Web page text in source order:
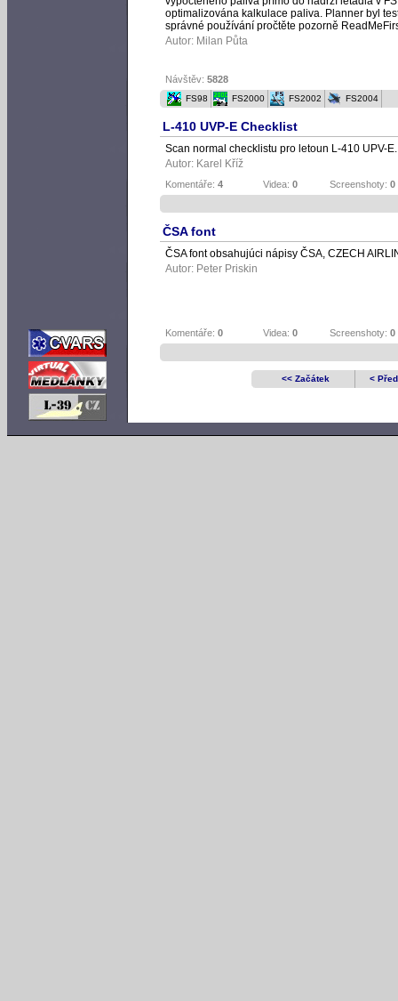
optimalizována kalkulace paliva. Planner byl
správné používání pročtěte pozorně
Autor: Milan Půta
Návštěv: 5828
FS98 FS2000 FS2002 FS2004
L-410 UVP-E Checklist
Scan normal checklistu pro letoun L-410 UPV-E.
Autor: Karel Kříž
Komentáře: 4 Videa: 0 Screenshoty: 0
ČSA font
ČSA font obsahujúci nápisy ČSA, CZECH
Autor: Peter Priskin
Komentáře: 0 Videa: 0 Screenshoty: 0
<< Začátek <